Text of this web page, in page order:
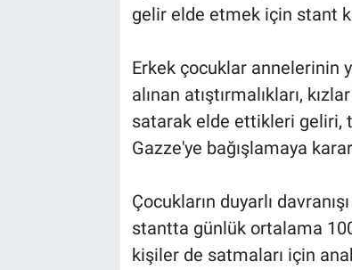
gelir elde etmek için stant
Erkek çocuklar annelerinin
alınan atıştırmalıkları,
satarak elde ettikleri geliri,
Gazze'ye bağışlamaya
Çocukların duyarlı
stantta günlük ortalama
kişiler de satmaları için